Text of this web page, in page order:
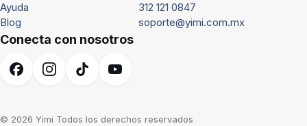
Ayuda
Blog
312 121 0847
soporte@yimi.com.mx
Conecta con nosotros
© 2026 Yimi Todos los derechos reservados